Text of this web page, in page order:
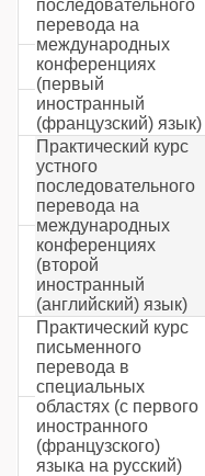
последовательного
перевода на
международных
конференциях
(первый
иностранный
(французский) язык)
Практический курс
устного
последовательного
перевода на
международных
конференциях
(второй
иностранный
(английский) язык)
Практический курс
письменного
перевода в
специальных
областях (с первого
иностранного
(французского)
языка на русский)